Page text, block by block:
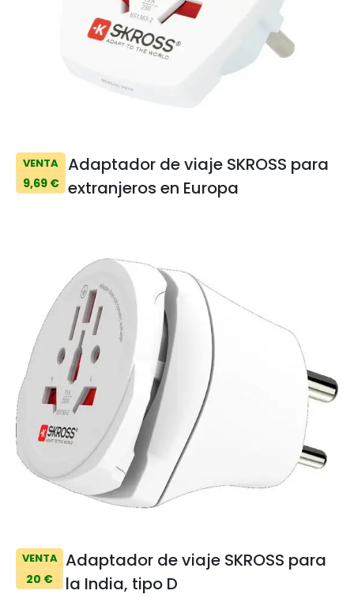
VENTA
9,69 €
Adaptador de viaje SKROSS para
extranjeros en Europa
VENTA
20 €
Adaptador de viaje SKROSS para
la India, tipo D